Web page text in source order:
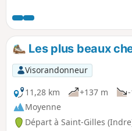
Les plus beaux
Visorandonneur
11,28 km
+137 m
Moyenne
Départ à Saint-Gilles